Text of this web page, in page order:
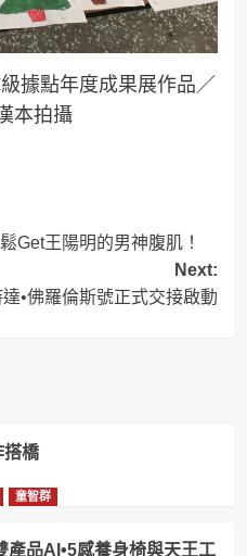
據點年度成果展作品／
本拍攝
Get王陽明的男神腹肌！
Next:
•佛羅倫斯號正式交接啟動
搭橋
童智群
產品AI•5感養身椅與天王工